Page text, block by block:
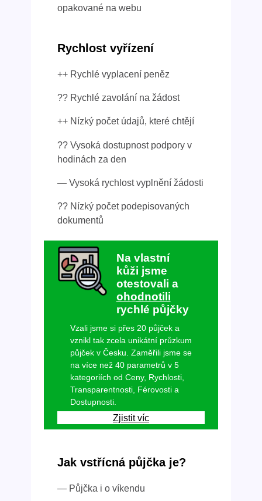
opakované na webu
Rychlost vyřízení
++ Rychlé vyplacení peněz
?? Rychlé zavolání na žádost
++ Nízký počet údajů, které chtějí
?? Vysoká dostupnost podpory v
hodinách za den
— Vysoká rychlost vyplnění žádosti
?? Nízký počet podepisovaných
dokumentů
Na vlastní
kůži jsme
otestovali a
ohodnotili
rychlé půjčky
Vzali jsme si přes 20 půjček a
vznikl tak zcela unikátní průzkum
půjček v Česku. Zaměřili jsme se
na více než 40 parametrů v 5
kategoriích od Ceny, Rychlosti,
Transparentnosti, Férovosti a
Dostupnosti.
Zjistit víc
Jak vstřícná půjčka je?
— Půjčka i o víkendu